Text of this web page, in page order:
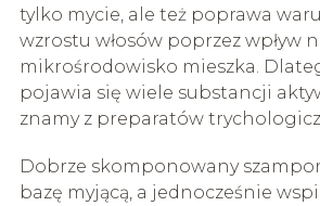
tylko mycie, ale też poprawa
wzrostu włosów poprzez wpływ
mikrośrodowisko mieszka.
pojawia się wiele substancji
znamy z preparatów
Dobrze skomponowany
bazę myjącą, a jednocześnie